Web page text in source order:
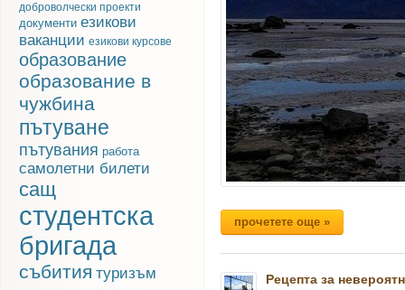
доброволчески проекти
документи езикови
ваканции езикови курсове
образование
образование в
чужбина
пътуване
пътувания работа
самолетни билети
сащ
студентска
бригада
събития туризъм
прочетете още »
Рецепта за